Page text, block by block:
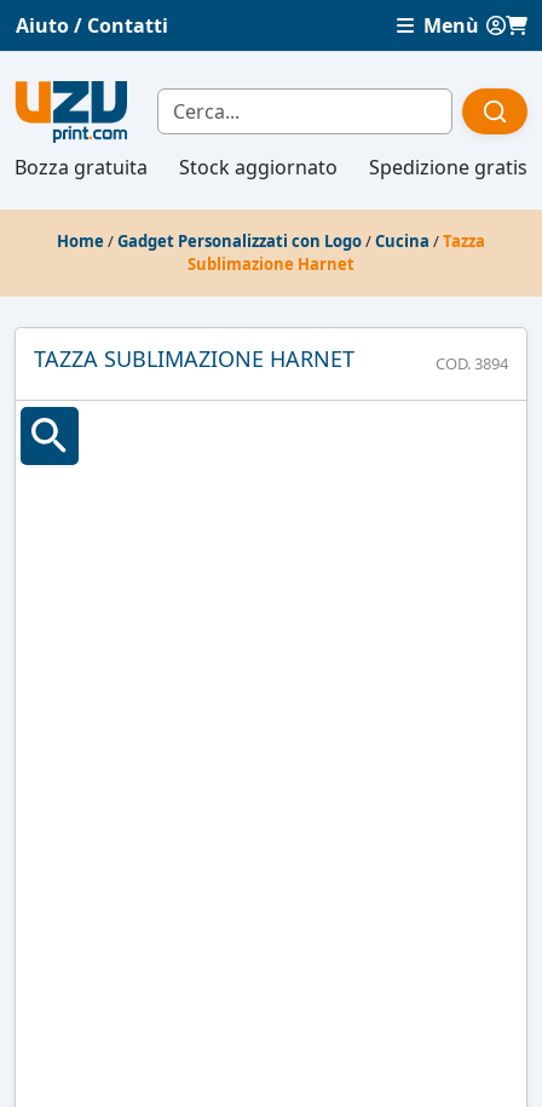
Aiuto / Contatti Menù
Bozza gratuita Stock aggiornato Spedizione gratis
Home /Gadget Personalizzati con Logo/Cucina /Tazza
Sublimazione Harnet
TAZZA SUBLIMAZIONE HARNET COD. 3894